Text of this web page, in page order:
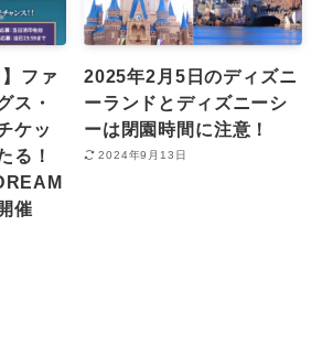
ファ
ス・
ケッ
る！
催
2025年2月5日のディズニ
ーランドとディズニーシ
ーは閉園時間に注意！
2024年9月13日